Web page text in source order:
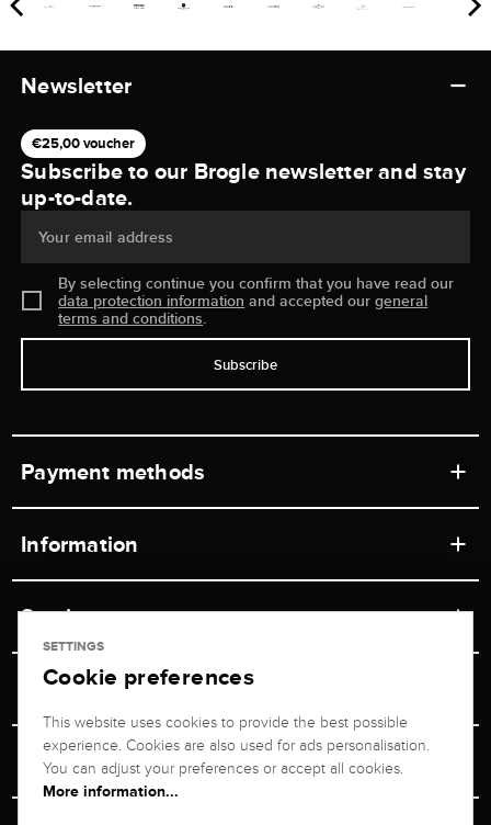
Newsletter
€25,00 voucher
Subscribe to our Brogle newsletter and stay
up-to-date.
Your email address
By selecting continue you confirm that you have read our
data protection information and accepted ourgeneral
terms and conditions.
Subscribe
Payment methods
Information
Retail store
Shipping & Payment
Advisor
Service
Contact
Unsubscribe from newsletter
Returns service
Jeweler Brogle
About us
Company
Personal adviser
SETTINGS
Cookie preferences
This website uses cookies to provide the best possible
experience. Cookies are also used for ads personalisation.
You can adjust your preferences or accept all cookies.
More information...